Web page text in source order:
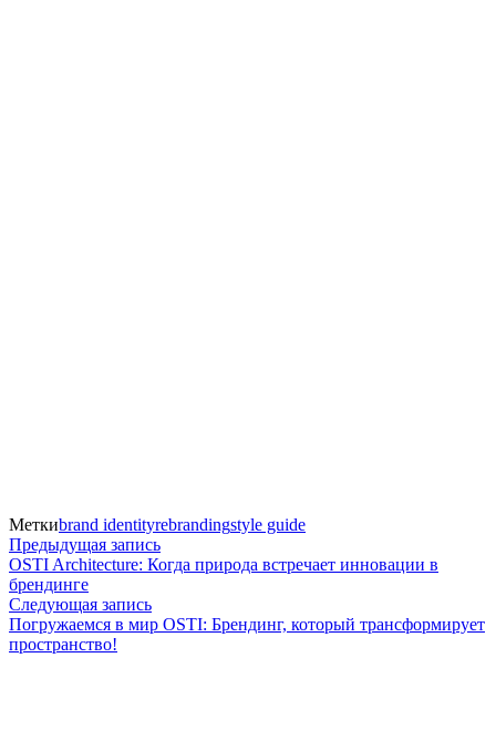
Меткиbrand identityrebrandingstyle guide
Навигация
по
записям
Предыдущая записьПредыдущая
запись:
OSTI Architecture: Когда природа встречает инновации в
брендинге
Следующая записьСледующая
запись:
Погружаемся в мир OSTI: Брендинг, который трансформирует
пространство!